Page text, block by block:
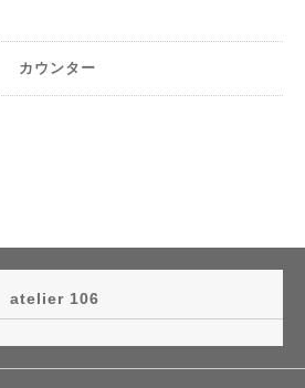
カウンター
atelier 106